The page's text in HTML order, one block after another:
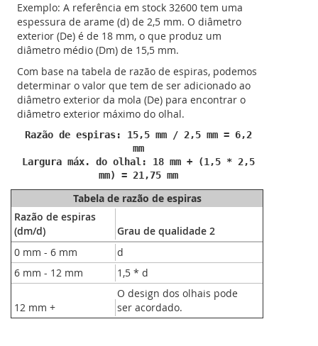
Exemplo: A referência em stock 32600 tem uma
espessura de arame (d) de 2,5 mm. O diâmetro
exterior (De) é de 18 mm, o que produz um
diâmetro médio (Dm) de 15,5 mm.
Com base na tabela de razão de espiras, podemos
determinar o valor que tem de ser adicionado ao
diâmetro exterior da mola (De) para encontrar o
diâmetro exterior máximo do olhal.
Razão de espiras: 15,5 mm / 2,5 mm = 6,2
mm
Largura máx. do olhal: 18 mm + (1,5 * 2,5
mm) = 21,75 mm
Tabela de razão de espiras
Razão de espiras
(dm/d)
Grau de qualidade 2
0 mm - 6 mm
d
6 mm - 12 mm
1,5 * d
12 mm +
O design dos olhais pode
ser acordado.